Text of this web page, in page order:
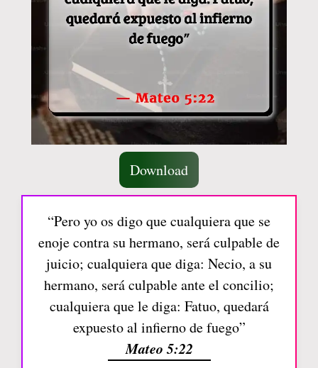
Download
“Pero yo os digo que cualquiera que se
enoje contra su hermano, será culpable de
juicio; cualquiera que diga: Necio, a su
hermano, será culpable ante el concilio;
cualquiera que le diga: Fatuo, quedará
expuesto al infierno de fuego”
Mateo 5:22